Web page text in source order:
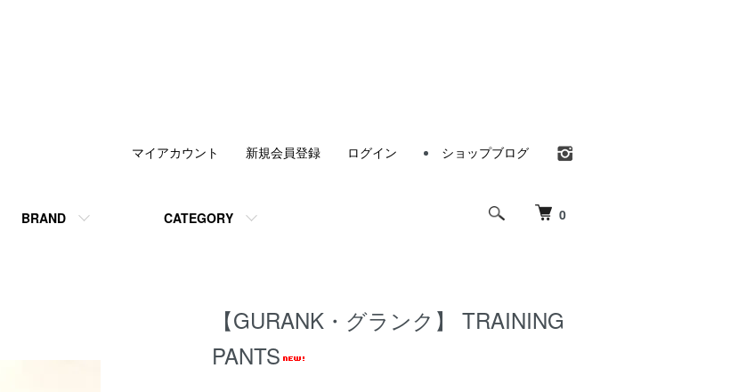
0
BRAND CATEGORY
マイアカウント 新規会員登録 ログイン ショップブログ
【GURANK・グランク】 TRAINING
PANTS